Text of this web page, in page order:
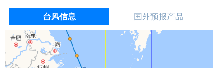
台风信息 国外预报产品